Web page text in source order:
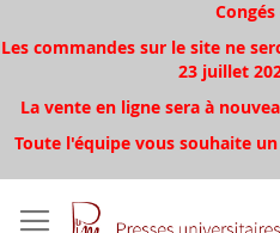
Les commandes sur le site ne
23 juillet
La vente en ligne sera à
Toute l'équipe vous souhaite